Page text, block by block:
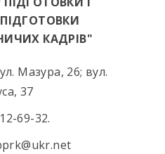
КАДРІВ"
Мазура, 26; вул.
37
69-32.